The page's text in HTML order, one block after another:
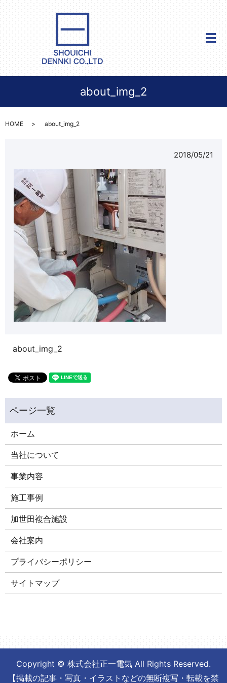
メ
about_img_2
HOME about_img_2
2018/05/21
about_img_2
ホーム
当社について
事業内容
施工事例
加世田複合施設
会社案内
プライバシーポリシー
サイトマップ
Copyright © 株式会社正一電気 All Rights Reserved.
【掲載の記事・写真・イラストなどの無断複写・転載を禁